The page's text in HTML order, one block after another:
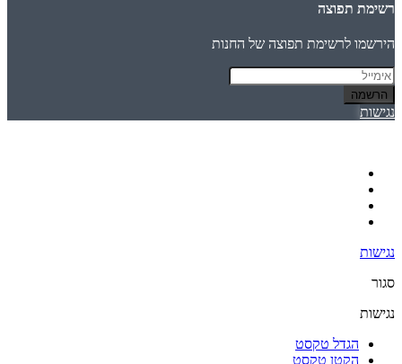
רשימת תפוצה
הירשמו לרשימת תפוצה של החנות
הרשמה
נגישות
נגישות
סגור
נגישות
הגדל טקסט
הקטן טקסט